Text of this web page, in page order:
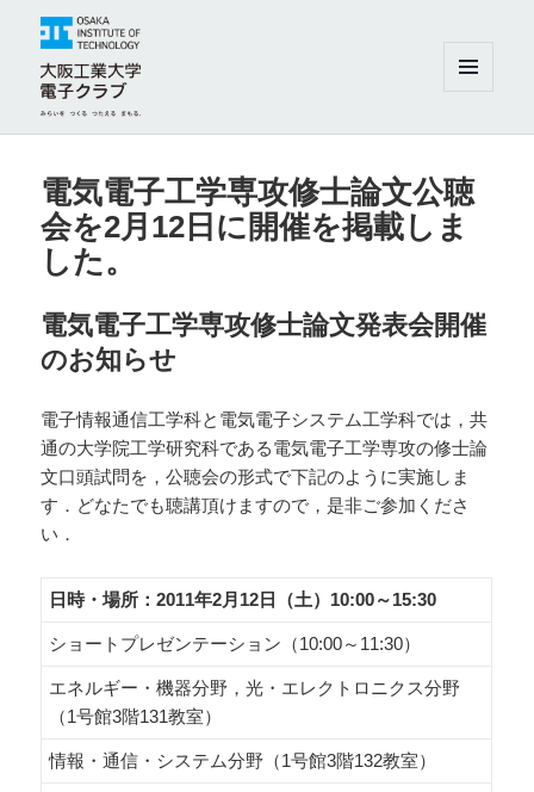
電気電子工学専攻修士論文公聴
会を2月12日に開催を掲載しま
した。
電気電子工学専攻修士論文発表会開催
のお知らせ
電子情報通信工学科と電気電子システム工学科では，共
通の大学院工学研究科である電気電子工学専攻の修士論
文口頭試問を，公聴会の形式で下記のように実施しま
す．どなたでも聴講頂けますので，是非ご参加くださ
い．
日時・場所：2011年2月12日（土）10:00～15:30
ショートプレゼンテーション（10:00～11:30）
エネルギー・機器分野，光・エレクトロニクス分野
（1号館3階131教室）
情報・通信・システム分野（1号館3階132教室）